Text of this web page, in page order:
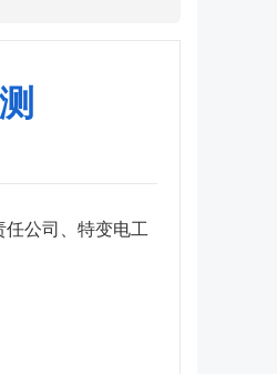
公司、特变电工